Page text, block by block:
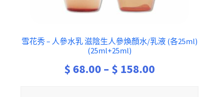
雪花秀 – 人參水乳 滋陰生人參煥顏水/乳液 (各25ml)
(25ml+25ml)
$ 68.00 – $ 158.00